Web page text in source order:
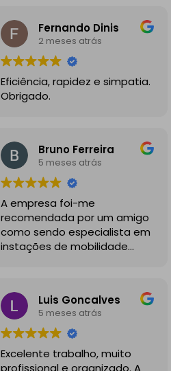
Fernando Dinis
2 meses atrás
Eficiência, rapidez e simpatia.
Obrigado.
Bruno Ferreira
5 meses atrás
A empresa foi-me
recomendada por um amigo
como sendo especialista em
instações de mobilidade
profissionais, comunicativos e
disponiveis para todas as
minhas dúvidas.
A instalação de tomada
reforçada em garagem
Luis Goncalves
5 meses atrás
Excelente trabalho, muito
profissional e organizado. A